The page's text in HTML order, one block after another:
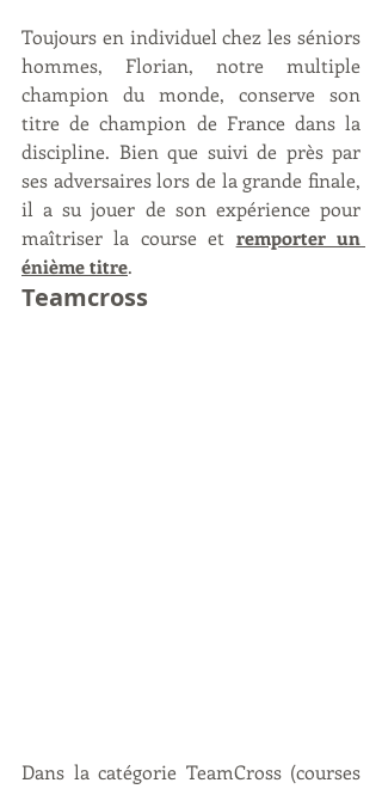
Toujours en individuel chez les séniors
hommes, Florian, notre multiple
champion du monde, conserve son
titre de champion de France dans la
discipline. Bien que suivi de près par
ses adversaires lors de la grande finale,
il a su jouer de son expérience pour
maîtriser la course et remporter un
énième titre.
Teamcross
Dans la catégorie TeamCross (courses